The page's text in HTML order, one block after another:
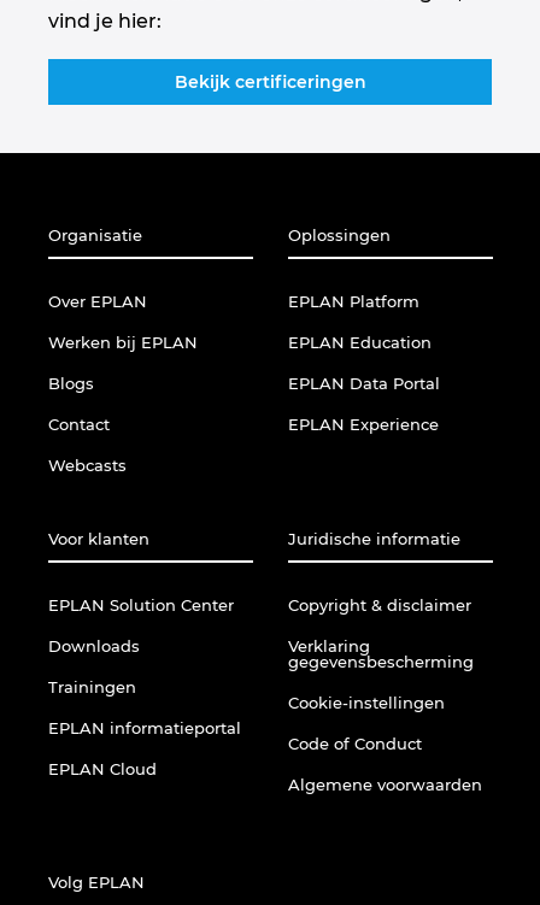
vind je hier:
Bekijk certificeringen
Organisatie
Over EPLAN
Werken bij EPLAN
Blogs
Contact
Webcasts
Oplossingen
EPLAN Platform
EPLAN Education
EPLAN Data Portal
EPLAN Experience
Voor klanten
EPLAN Solution Center
Downloads
Trainingen
EPLAN informatieportal
EPLAN Cloud
Juridische informatie
Copyright & disclaimer
Verklaring
gegevensbescherming
Cookie-instellingen
Code of Conduct
Algemene voorwaarden
Volg EPLAN
Luxembourg
Mexico
Netherlands
New Zealand
Norway
Peru
Philippines
Poland
Romania